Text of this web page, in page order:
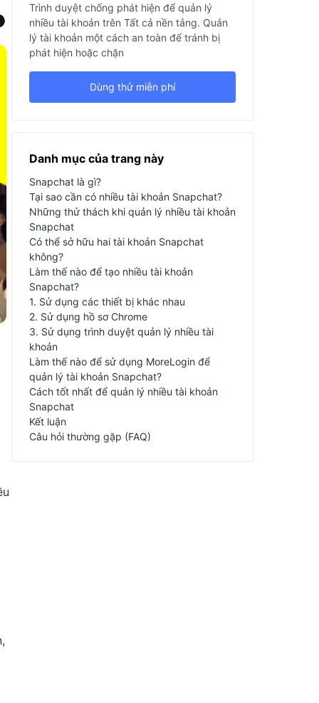
Trình duyệt chống phát hiện để quản lý
nhiều tài khoản trên Tất cả nền tảng. Quản
lý tài khoản một cách an toàn để tránh bị
phát hiện hoặc chặn
Dùng thử miễn phí
Danh mục của trang này
Snapchat là gì?
Tại sao cần có nhiều tài khoản Snapchat?
Những thử thách khi quản lý nhiều tài khoản
Snapchat
Có thể sở hữu hai tài khoản Snapchat
không?
Làm thế nào để tạo nhiều tài khoản
Snapchat?
1. Sử dụng các thiết bị khác nhau
2. Sử dụng hồ sơ Chrome
3. Sử dụng trình duyệt quản lý nhiều tài
khoản
Làm thế nào để sử dụng MoreLogin để
quản lý tài khoản Snapchat?
Cách tốt nhất để quản lý nhiều tài khoản
Snapchat
Kết luận
Câu hỏi thường gặp (FAQ)